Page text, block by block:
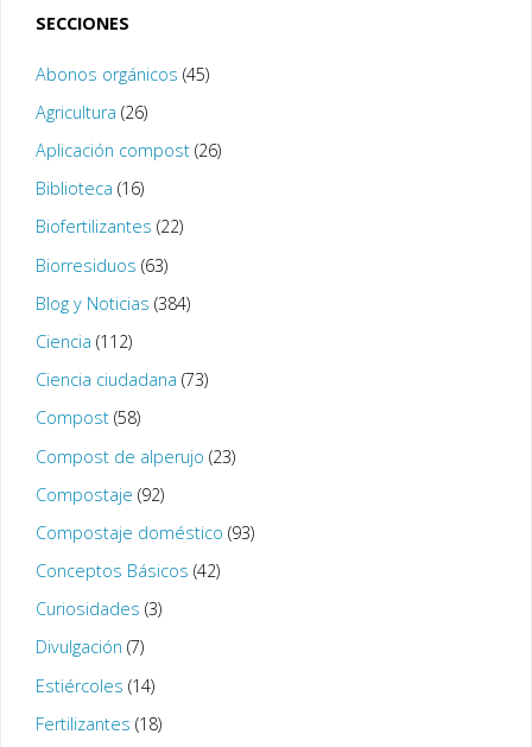
SECCIONES
Abonos orgánicos (45)
Agricultura (26)
Aplicación compost(26)
Biblioteca (16)
Biofertilizantes (22)
Biorresiduos (63)
Blog y Noticias (384)
Ciencia (112)
Ciencia ciudadana (73)
Compost(58)
Compost de alperujo (23)
Compostaje (92)
Compostaje doméstico (93)
Conceptos Básicos (42)
Curiosidades (3)
Divulgación (7)
Estiércoles (14)
Fertilizantes (18)